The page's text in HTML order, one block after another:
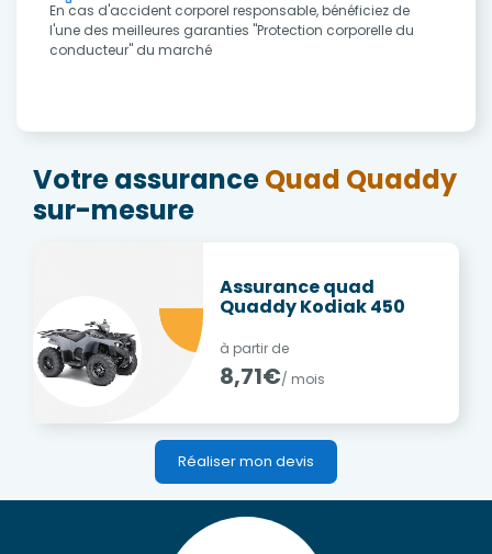
En cas d'accident corporel responsable, bénéficiez de
l'une des meilleures garanties "Protection corporelle du
conducteur" du marché
Votre assuranceQuad Quaddy
sur-mesure
Assurance quad
Quaddy Kodiak 450
à partir de
8,71€/ mois
Réaliser mon devis